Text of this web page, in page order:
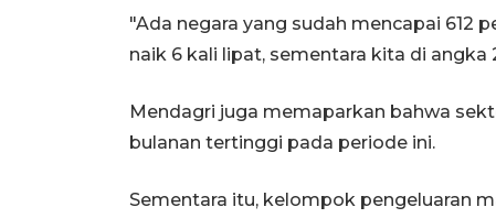
"Ada negara yang sudah mencapai 612
naik 6 kali lipat, sementara kita di angka
Mendagri juga memaparkan bahwa
bulanan tertinggi pada periode ini.
Sementara itu, kelompok pengeluaran